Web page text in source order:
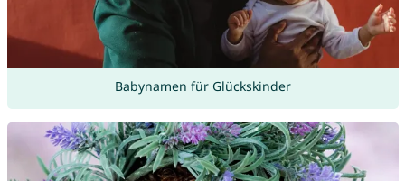
Babynamen für Glückskinder